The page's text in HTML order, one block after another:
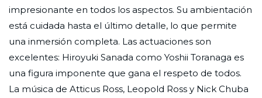
impresionante en todos los aspectos. Su ambientación
está cuidada hasta el último detalle, lo que permite
una inmersión completa. Las actuaciones son
excelentes: Hiroyuki Sanada como Yoshii Toranaga es
una figura imponente que gana el respeto de todos.
La música de Atticus Ross, Leopold Ross y Nick Chuba